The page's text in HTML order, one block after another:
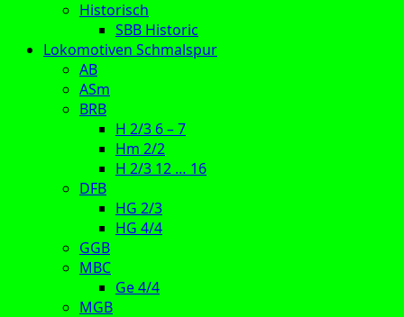
Historisch
SBB Historic
Lokomotiven Schmalspur
AB
ASm
BRB
H 2/3 6 – 7
Hm 2/2
H 2/3 12 … 16
DFB
HG 2/3
HG 4/4
GGB
MBC
Ge 4/4
MGB